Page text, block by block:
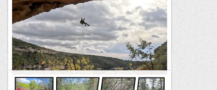
Coma de sa Font de s’Ermita, Coma de
s’Hostalet, Golf de Bendinat
TrailRunningMallorca – Correr por la isla de Mallorca
Barranc de la Font de l'Atzuc